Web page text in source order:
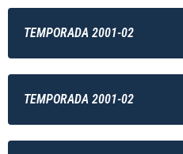
TEMPORADA 2001-02
TEMPORADA 2001-02